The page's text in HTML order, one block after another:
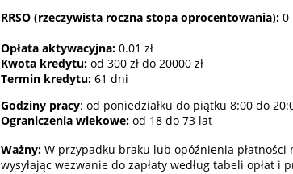
RRSO (rzeczywista roczna stopa oprocentowania):
Opłata aktywacyjna: 0.01 zł
Kwota kredytu: od 300 zł do 20000 zł
Termin kredytu: 61 dni
Godziny pracy: od poniedziałku do piątku 8:00 do
Ograniczenia wiekowe: od 18 do 73 lat
Ważny: W przypadku braku lub opóźnienia
wysyłając wezwanie do zapłaty według tabeli opłat